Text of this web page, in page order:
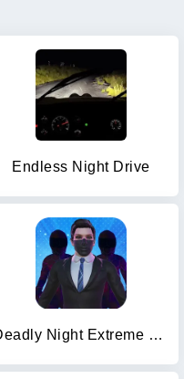
Endless Night Drive
Deadly Night Extreme Survival